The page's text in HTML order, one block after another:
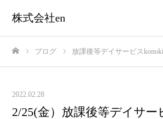
株式会社en
ブログ 放課後等デイサービス
2022.02.28
2/25(金）放課後等デイサ